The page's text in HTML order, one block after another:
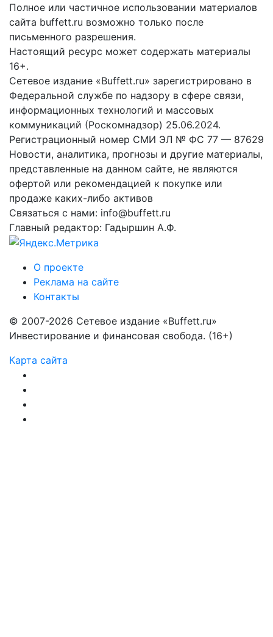
Полное или частичное использовании материалов
сайта buffett.ru возможно только после
письменного разрешения.
Настоящий ресурс может содержать материалы
16+.
Сетевое издание «Buffett.ru» зарегистрировано в
Федеральной службе по надзору в сфере связи,
информационных технологий и массовых
коммуникаций (Роскомнадзор) 25.06.2024.
Регистрационный номер СМИ ЭЛ № ФС 77 — 87629
Новости, аналитика, прогнозы и другие материалы,
представленные на данном сайте, не являются
офертой или рекомендацией к покупке или
продаже каких-либо активов
Связаться с нами: info@buffett.ru
Главный редактор: Гадыршин А.Ф.
О проекте
Реклама на сайте
Контакты
© 2007-2026 Сетевое издание «Buffett.ru»
Инвестирование и финансовая свобода. (16+)
Карта сайта